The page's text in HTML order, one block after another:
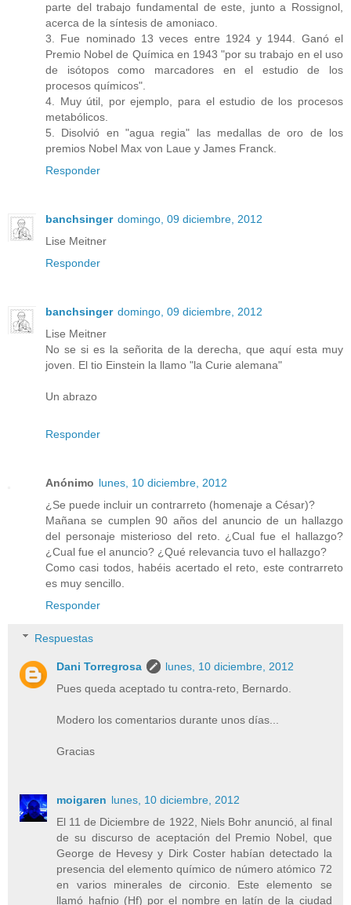
parte del trabajo fundamental de este, junto a Rossignol,
acerca de la síntesis de amoniaco.
3. Fue nominado 13 veces entre 1924 y 1944. Ganó el
Premio Nobel de Química en 1943 "por su trabajo en el uso
de isótopos como marcadores en el estudio de los
procesos químicos".
4. Muy útil, por ejemplo, para el estudio de los procesos
metabólicos.
5. Disolvió en "agua regia" las medallas de oro de los
premios Nobel Max von Laue y James Franck.
Responder
banchsinger domingo, 09 diciembre, 2012
Lise Meitner
Responder
banchsinger domingo, 09 diciembre, 2012
Lise Meitner
No se si es la señorita de la derecha, que aquí esta muy
joven. El tio Einstein la llamo "la Curie alemana"
Un abrazo
Responder
Anónimo lunes, 10 diciembre, 2012
¿Se puede incluir un contrarreto (homenaje a César)?
Mañana se cumplen 90 años del anuncio de un hallazgo
del personaje misterioso del reto. ¿Cual fue el hallazgo?
¿Cual fue el anuncio? ¿Qué relevancia tuvo el hallazgo?
Como casi todos, habéis acertado el reto, este contrarreto
es muy sencillo.
Responder
Respuestas
Dani Torregrosa
lunes, 10 diciembre, 2012
Pues queda aceptado tu contra-reto, Bernardo.
Modero los comentarios durante unos días...
Gracias
moigaren lunes, 10 diciembre, 2012
El 11 de Diciembre de 1922, Niels Bohr anunció, al final
de su discurso de aceptación del Premio Nobel, que
George de Hevesy y Dirk Coster habían detectado la
presencia del elemento químico de número atómico 72
en varios minerales de circonio. Este elemento se
llamó hafnio (Hf) por el nombre en latín de la ciudad